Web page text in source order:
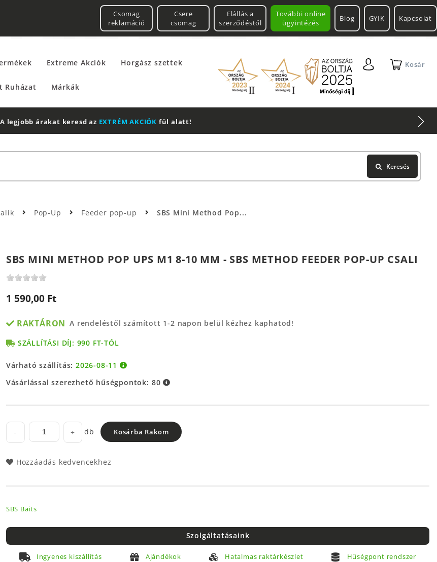
További online
ügyintézés
Csomag
reklamáció
Csere
csomag
Elállás a
szerződéstől
Blog GYIK Kapcsolat
Extreme Akciók Horgász szettek
Ruházat Márkák
Kosár
2 db Shimano Aero Technium +LeathermanMultitool
Keresés
Pop-Up Feeder pop-up SBS Mini Method Pop...
SBS MINI METHOD POP UPS M1 8-10 MM - SBS METHOD FEEDER POP-UP CSALI
1 590,00 Ft
RAKTÁRON A rendeléstől számított 1-2 napon belül kézhez kaphatod!
SZÁLLÍTÁSI DÍJ: 990 FT-TÓL
Várható szállítás:2026-08-11
Vásárlással szerezhető hűségpontok: 80
- + db Kosárba Rakom
Hozzáadás kedvencekhez
SBS Baits
Szolgáltatásaink
Ingyenes kiszállítás Ajándékok Hatalmas raktárkészlet Hűségpont rendszer